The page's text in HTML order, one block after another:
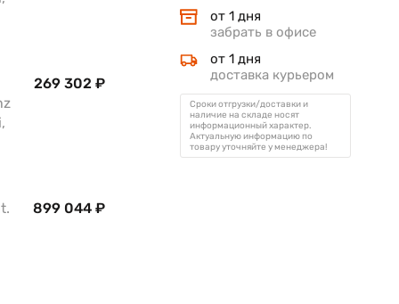
269 302 ₽
899 044 ₽
от 1 дня
забрать в офисе
от 1 дня
доставка курьером
Сроки отгрузки/доставки и
наличие на складе носят
информационный характер.
Актуальную информацию по
товару уточняйте у менеджера!